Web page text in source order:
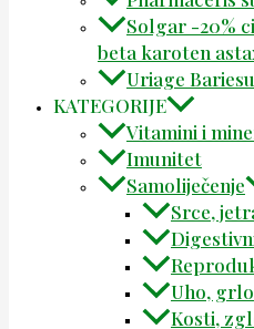
Solgar -20%
beta karoten
Uriage
KATEGORIJE
Vitamini i
Imunitet
Samoliječenje
Srce,
Uho,
Kosti,